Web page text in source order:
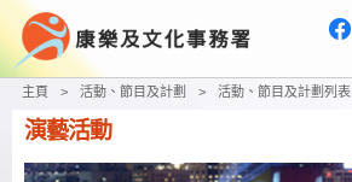
Main content start
主頁 活動、節目及計劃 活動、節目及計劃列表
演藝活動